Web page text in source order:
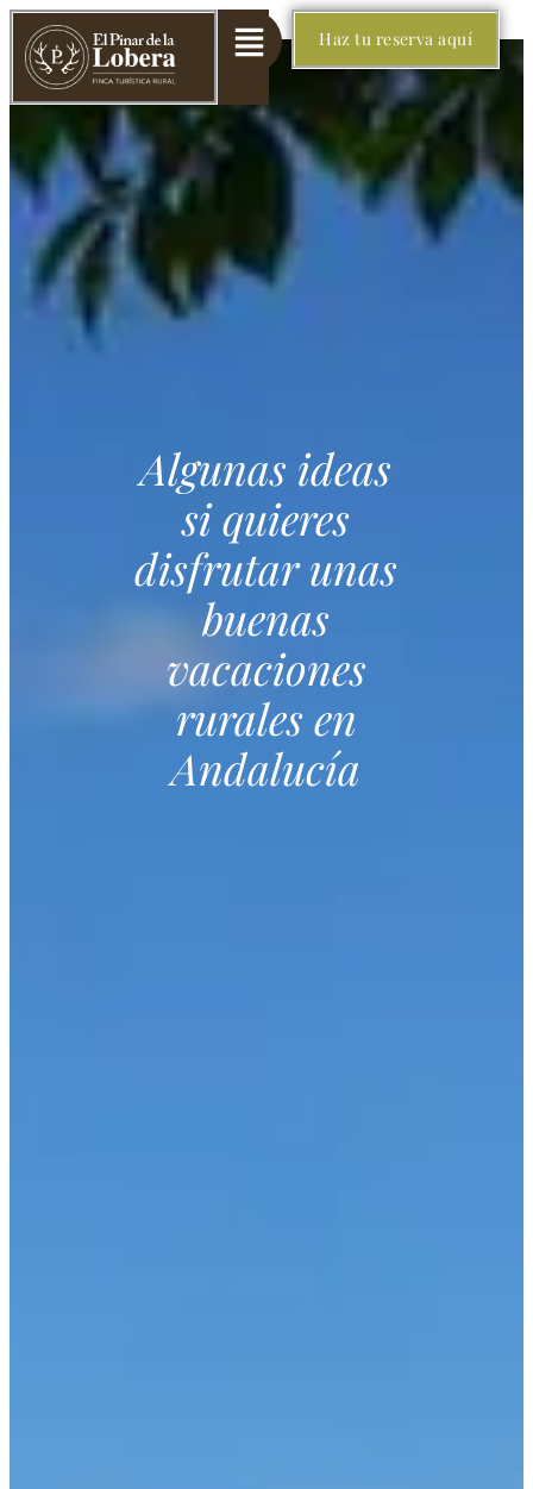
Haz tu reserva aquí
Algunas ideas
si quieres
disfrutar unas
buenas
vacaciones
rurales en
Andalucía